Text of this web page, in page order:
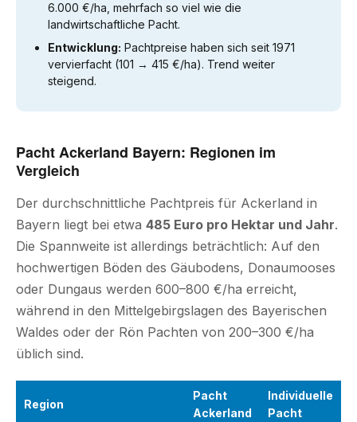
6.000 €/ha, mehrfach so viel wie die
landwirtschaftliche Pacht.
Entwicklung: Pachtpreise haben sich seit 1971
vervierfacht (101 → 415 €/ha). Trend weiter
steigend.
Pacht Ackerland Bayern: Regionen im
Vergleich
Der durchschnittliche Pachtpreis für Ackerland in
Bayern liegt bei etwa 485 Euro pro Hektar und Jahr.
Die Spannweite ist allerdings beträchtlich: Auf den
hochwertigen Böden des Gäubodens, Donaumooses
oder Dungaus werden 600–800 €/ha erreicht,
während in den Mittelgebirgslagen des Bayerischen
Waldes oder der Rön Pachten von 200–300 €/ha
üblich sind.
Region
Pacht
Ackerland
Individuelle
Pacht